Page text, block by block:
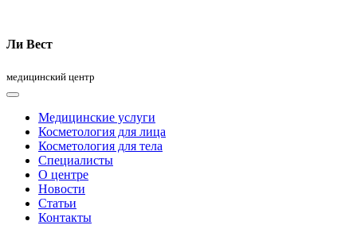
Ли Вест
медицинский центр
Медицинские услуги
Косметология для лица
Косметология для тела
Специалисты
О центре
Новости
Статьи
Контакты